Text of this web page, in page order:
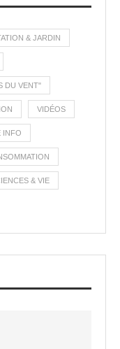
& JARDIN
DU VENT"
VIDÉOS
INFO
& VIE